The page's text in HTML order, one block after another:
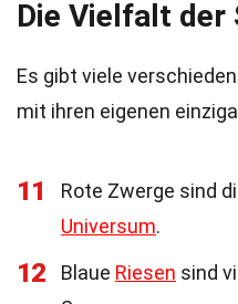
Die Vielfalt der
Es gibt viele
mit ihren eigenen
11
Rote Zwerge sind
Universum.
12 Blaue Riesen sind